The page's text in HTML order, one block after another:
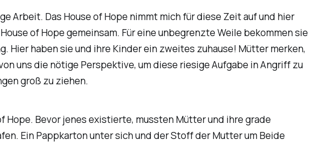
Arbeit. Das House of Hope nimmt mich für diese Zeit auf und hier
of Hope gemeinsam. Für eine unbegrenzte Weile bekommen sie
Hier haben sie und ihre Kinder ein zweites zuhause! Mütter merken,
uns die nötige Perspektive, um diese riesige Aufgabe in Angriff zu
groß zu ziehen.
Hope. Bevor jenes existierte, mussten Mütter und ihre grade
Ein Pappkarton unter sich und der Stoff der Mutter um Beide